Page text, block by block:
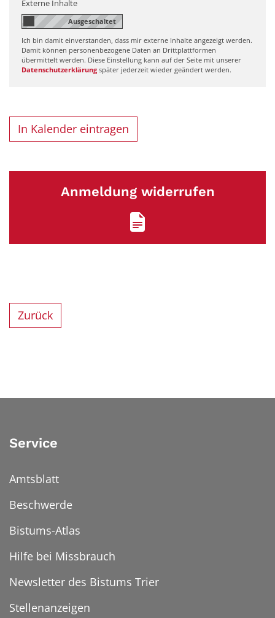
Externe Inhalte
Ich bin damit einverstanden, dass mir externe Inhalte angezeigt werden.
Damit können personenbezogene Daten an Drittplattformen
übermittelt werden. Diese Einstellung kann auf der Seite mit unserer
Datenschutzerklärung später jederzeit wieder geändert werden.
In Kalender eintragen
Anmeldung widerrufen
Zurück
Service
Amtsblatt
Beschwerde
Bistums-Atlas
Hilfe bei Missbrauch
Newsletter des Bistums Trier
Stellenanzeigen